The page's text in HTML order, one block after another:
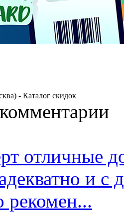
- Каталог скидок
отличные
и
рекомен...